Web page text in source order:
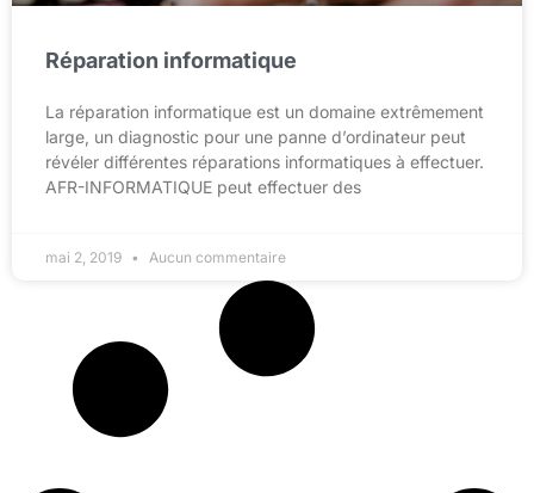
Réparation informatique
La réparation informatique est un domaine extrêmement
large, un diagnostic pour une panne d’ordinateur peut
révéler différentes réparations informatiques à effectuer.
AFR-INFORMATIQUE peut effectuer des
mai 2, 2019 Aucun commentaire